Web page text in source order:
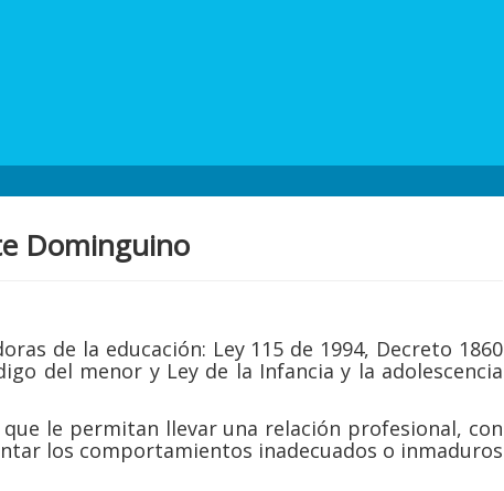
Dominguino
de la educación: Ley 115 de 1994, Decreto 1860
del menor y Ley de la Infancia y la adolescencia
le permitan llevar una relación profesional, con
los comportamientos inadecuados o inmaduros